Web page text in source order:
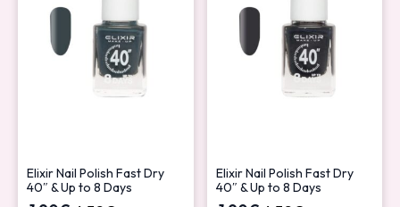
Elixir Nail Polish Fast Dry
40″ & Up to 8 Days
Elixir Nail Polish Fast Dry
40″ & Up to 8 Days